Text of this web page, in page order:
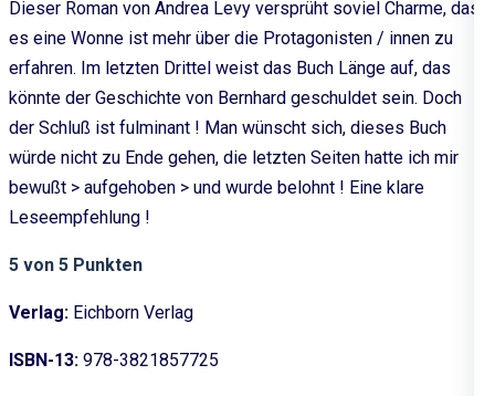
Dieser Roman von Andrea Levy versprüht soviel Charme, das
es eine Wonne ist mehr über die Protagonisten / innen zu
erfahren. Im letzten Drittel weist das Buch Länge auf, das
könnte der Geschichte von Bernhard geschuldet sein. Doch
der Schluß ist fulminant ! Man wünscht sich, dieses Buch
würde nicht zu Ende gehen, die letzten Seiten hatte ich mir
bewußt > aufgehoben > und wurde belohnt ! Eine klare
Leseempfehlung !
5 von 5 Punkten
Verlag: Eichborn Verlag
ISBN-13: 978-3821857725